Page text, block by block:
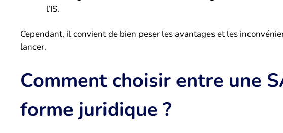
l’IS.
Cependant, il convient de bien peser les avantages et les
lancer.
Comment choisir entre une
forme juridique ?